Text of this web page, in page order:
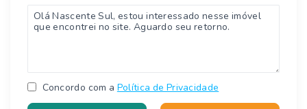
Concordo com a Política de Privacidade